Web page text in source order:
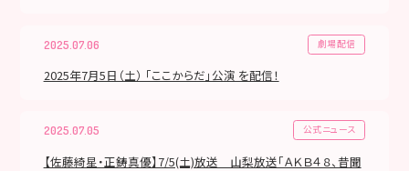
2025.07.06 劇場配信
2025年7月5日（土） 「ここからだ」公演 を配信！
2025.07.05 公式ニュース
【佐藤綺星・正鋳真優】7/5(土)放送 山梨放送「ＡＫＢ４８、昔聞